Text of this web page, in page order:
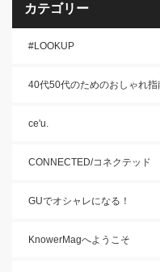
カテゴリー
#LOOKUP
40代50代のためのおしゃれ指
ce'u.
CONNECTED/コネクテッド
GUでオシャレになる！
KnowerMagへようこそ